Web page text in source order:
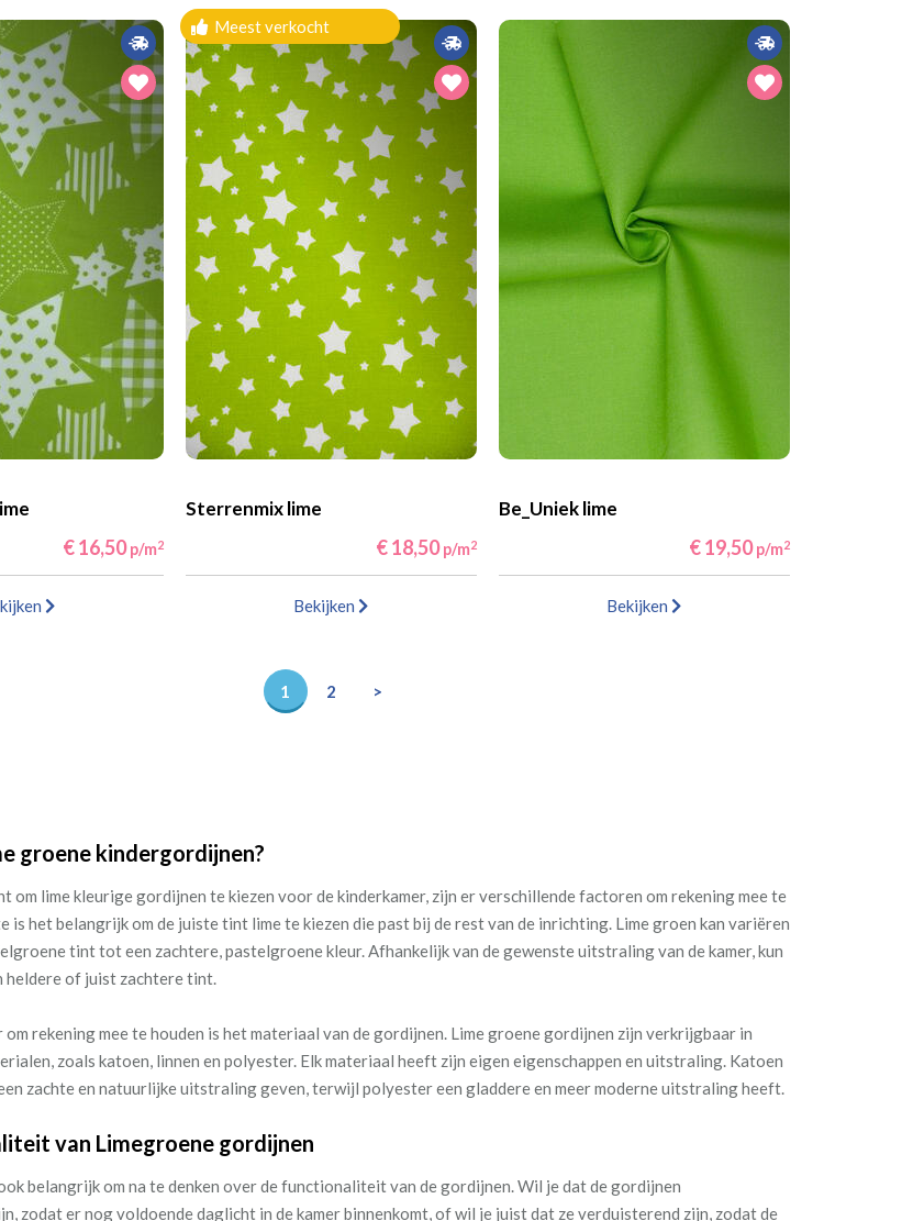
€ 16,50 p/m2
Meest verkocht
Sterrenmix lime
€ 18,50 p/m2
Bekijken
Be_Uniek lime
€ 19,50 p/m2
Bekijken
1 2 >
groene kindergordijnen?
om lime kleurige gordijnen te kiezen voor de kinderkamer, zijn er verschillende factoren om rekening mee te
is het belangrijk om de juiste tint lime te kiezen die past bij de rest van de inrichting. Lime groen kan variëren
tint tot een zachtere, pastelgroene kleur. Afhankelijk van de gewenste uitstraling van de kamer, kun
heldere of juist zachtere tint.
om rekening mee te houden is het materiaal van de gordijnen. Lime groene gordijnen zijn verkrijgbaar in
zoals katoen, linnen en polyester. Elk materiaal heeft zijn eigen eigenschappen en uitstraling. Katoen
zachte en natuurlijke uitstraling geven, terwijl polyester een gladdere en meer moderne uitstraling heeft.
van Limegroene gordijnen
belangrijk om na te denken over de functionaliteit van de gordijnen. Wil je dat de gordijnen
zodat er nog voldoende daglicht in de kamer binnenkomt, of wil je juist dat ze verduisterend zijn, zodat de